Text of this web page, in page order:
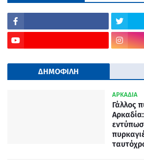
ΔΗΜΟΦΙΛΗ
ΑΡΚΑΔΙΑ
Γάλλος